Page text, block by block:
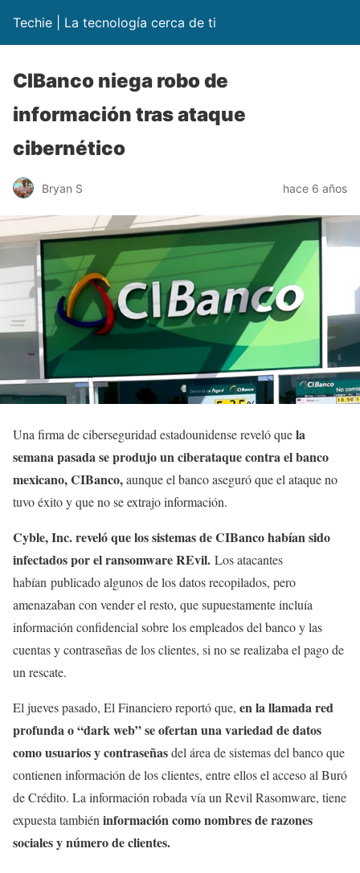
Techie | La tecnología cerca de ti
CIBanco niega robo de
información tras ataque
cibernético
Bryan S hace 6 años
Una firma de ciberseguridad estadounidense reveló quela
semana pasada se produjo un ciberataque contra el banco
mexicano, CIBanco,aunque el banco aseguró que el ataque no
tuvo éxito y que no se extrajo información.
Cyble, Inc. reveló que los sistemas de CIBanco habían sido
infectados por el ransomware REvil. Los atacantes
habían publicado algunos de los datos recopilados, pero
amenazaban con vender el resto, que supuestamente incluía
información confidencial sobre los empleados del banco y las
cuentas y contraseñas de los clientes, si no se realizaba el pago de
un rescate.
El jueves pasado, El Financiero reportó que, en la llamada red
profunda o “dark web” se ofertan una variedad de datos
como usuarios y contraseñasdel área de sistemas del banco que
contienen información de los clientes, entre ellos el acceso al Buró
de Crédito. La información robada vía un Revil Rasomware, tiene
expuesta también información como nombres de razones
sociales y número de clientes.